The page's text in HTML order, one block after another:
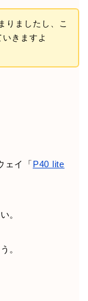
りましたし、こ
きますよ
ェイ「P40 lite
。
。